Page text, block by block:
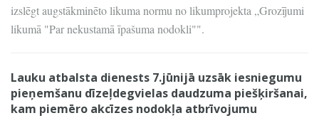
izslēgt augstākminēto likuma normu no likumprojekta „Grozījumi
likumā "Par nekustamā īpašuma nodokli"".
Lauku atbalsta dienests 7.jūnijā uzsāk iesniegumu
pieņemšanu dīzeļdegvielas daudzuma piešķiršanai,
kam piemēro akcīzes nodokļa atbrīvojumu